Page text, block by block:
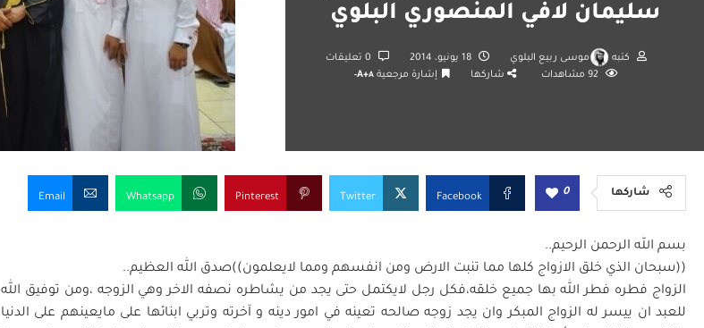
سليمان لافي المنصوري البلوي
كتبه موسى ربيع البلوي 18 يونيو، 2014
92 مشاهدات شاركها إشارة مرجعية A+A-
شاركها 0
Facebook
Twitter
Pinterest
Whatsapp
Email
بسم الله الرحمن الرحيم..
((سبحان الذي خلق اﻻزواج كلها مما تنبت اﻻرض ومن انفسهم ومما ﻻيعلمون))صدق الله العظيم..
الزواج فطره فطر الله بها جميع خلقه،فكل رجل ﻻيكتمل حتى يجد من يشاطره نصفه اﻻخر وهي الزوجه ،ومن توفيق الله
للعبد ان ييسر له الزواج المبكر وان يجد زوجه صالحه تعينه في امور دينه و آخرته وتربي ابنائها على مايعينهم على الدنيا